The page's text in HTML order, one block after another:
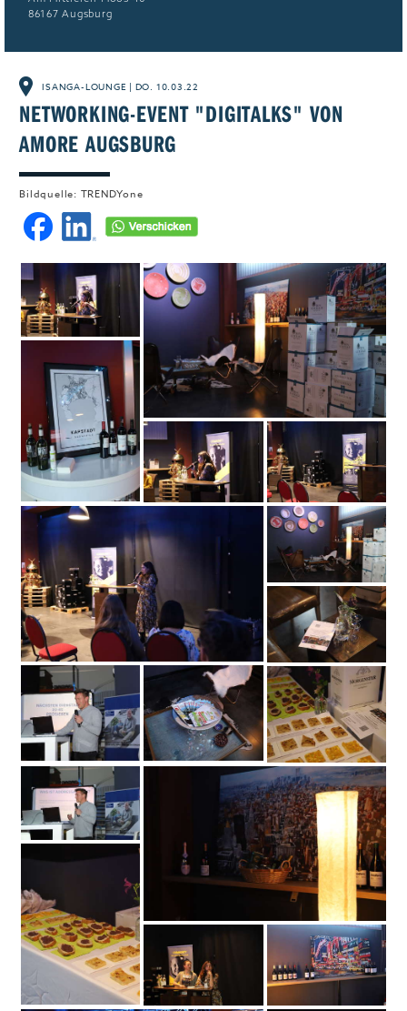
86167 Augsburg
ISANGA-LOUNGE | DO. 10.03.22
NETWORKING-EVENT "DIGITALKS" VON
AMORE AUGSBURG
Bildquelle: TRENDYone